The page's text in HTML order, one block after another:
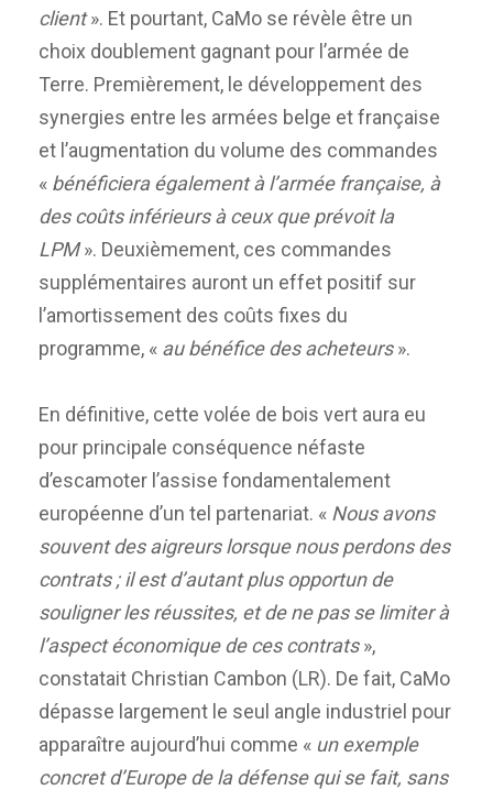
client». Et pourtant, CaMo se révèle être un
choix doublement gagnant pour l’armée de
Terre. Premièrement, le développement des
synergies entre les armées belge et française
et l’augmentation du volume des commandes
« bénéficiera également à l’armée française, à
des coûts inférieurs à ceux que prévoit la
LPM». Deuxièmement, ces commandes
supplémentaires auront un effet positif sur
l’amortissement des coûts fixes du
programme, « au bénéfice des acheteurs».
En définitive, cette volée de bois vert aura eu
pour principale conséquence néfaste
d’escamoter l’assise fondamentalement
européenne d’un tel partenariat. « Nous avons
souvent des aigreurs lorsque nous perdons des
contrats ; il est d’autant plus opportun de
souligner les réussites, et de ne pas se limiter à
l’aspect économique de ces contrats»,
constatait Christian Cambon (LR). De fait, CaMo
dépasse largement le seul angle industriel pour
apparaître aujourd’hui comme « un exemple
concret d’Europe de la défense qui se fait, sans